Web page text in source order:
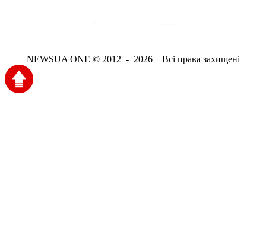
NEWSUA ONE © 2012 - 2026 Всі права захищені